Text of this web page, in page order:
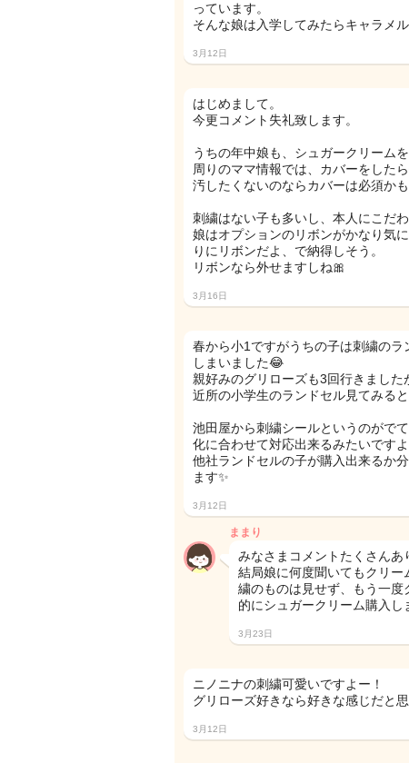
っています。
そんな娘は入学してみたらキャラメ
3月12日
はじめまして。
今更コメント失礼致します。
うちの年中娘も、シュガークリーム
周りのママ情報では、カバーをした
汚したくないのならカバーは必須か
刺繍はない子も多いし、本人にこだ
娘はオプションのリボンがかなり気
りにリボンだよ、で納得しそう。
リボンなら外せますしね🎀
3月16日
春から小1ですがうちの子は刺繍の
しまいました😂
親好みのグリローズも3回行きました
近所の小学生のランドセル見てみる
池田屋から刺繍シールというのがで
化に合わせて対応出来るみたいですよ
他社ランドセルの子が購入出来るか
ます✨
3月12日
ままり
みなさまコメントたくさんあ
結局娘に何度聞いてもクリー
繍のものは見せず、もう一
的にシュガークリーム購入
3月23日
ニノニナの刺繍可愛いですよー！
グリローズ好きなら好きな感じだと
3月12日